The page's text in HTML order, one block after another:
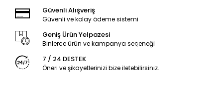
Güvenli Alışveriş
Güvenli ve kolay ödeme sistemi
Geniş Ürün Yelpazesi
Binlerce ürün ve kampanya seçeneği
7 / 24 DESTEK
Öneri ve şikayetlerinizi bize iletebilirsiniz.